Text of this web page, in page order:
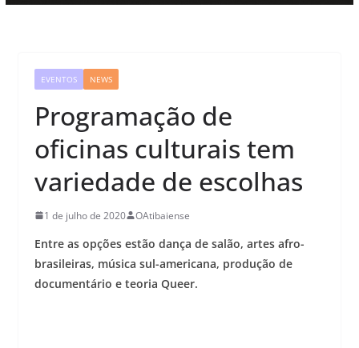
EVENTOS NEWS
Programação de
oficinas culturais tem
variedade de escolhas
1 de julho de 2020 OAtibaiense
Entre as opções estão dança de salão, artes afro-
brasileiras, música sul-americana, produção de
documentário e teoria Queer.